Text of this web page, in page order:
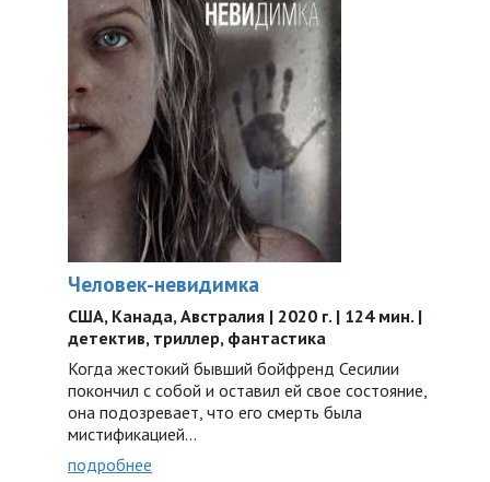
Человек-невидимка
США, Канада, Австралия | 2020 г. | 124 мин. |
детектив, триллер, фантастика
Когда жестокий бывший бойфренд Сесилии
покончил с собой и оставил ей свое состояние,
она подозревает, что его смерть была
мистификацией…
подробнее